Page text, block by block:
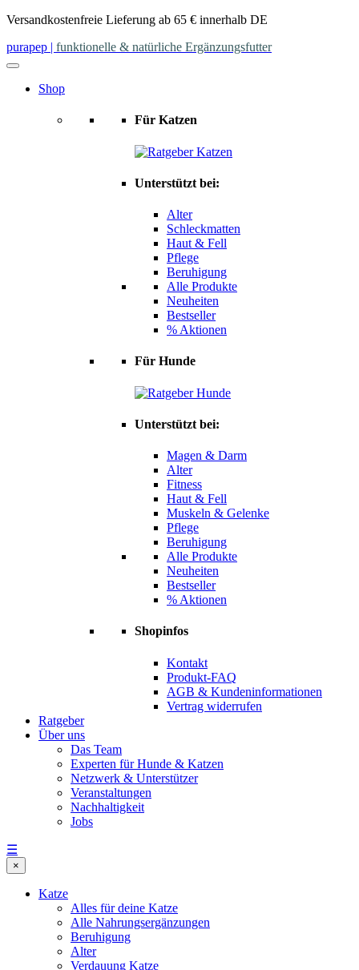
Skip
content
Versandkostenfreie Lieferung ab 65 € innerhalb DE
purapep | funktionelle & natürliche Ergänzungsfutter
Shop
Für Katzen
Unterstützt bei:
Alter
Schleckmatten
Haut & Fell
Pflege
Beruhigung
Alle Produkte
Neuheiten
Bestseller
% Aktionen
Für Hunde
Unterstützt bei:
Magen & Darm
Alter
Fitness
Haut & Fell
Muskeln & Gelenke
Pflege
Beruhigung
Alle Produkte
Neuheiten
Bestseller
% Aktionen
Shopinfos
Kontakt
Produkt-FAQ
AGB & Kundeninformationen
Vertrag widerrufen
Ratgeber
Über uns
Das Team
Experten für Hunde & Katzen
Netzwerk & Unterstützer
Veranstaltungen
Nachhaltigkeit
Jobs
☰
×
Katze
Alles für deine Katze
Alle Nahrungsergänzungen
Beruhigung
Alter
Verdauung Katze